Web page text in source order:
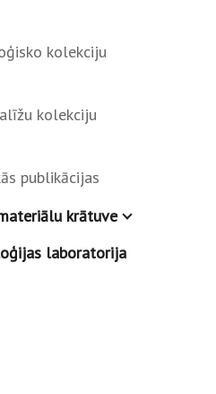
kolekciju
kolekciju
publikācijas
krātuve
laboratorija